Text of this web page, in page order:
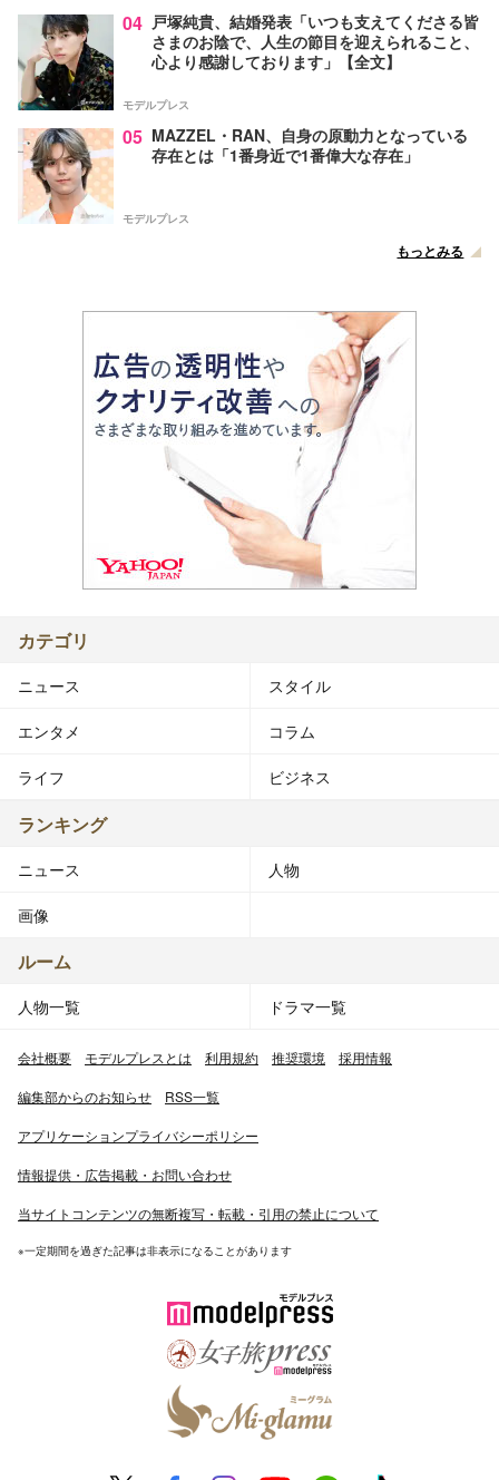
04 戸塚純貴、結婚発表「いつも支えてくださる皆
さまのお陰で、人生の節目を迎えられること、
心より感謝しております」【全文】
モデルプレス
05 MAZZEL・RAN、自身の原動力となっている
存在とは「1番身近で1番偉大な存在」
モデルプレス
もっとみる
カテゴリ
ニュース スタイル
エンタメ コラム
ライフ ビジネス
ランキング
ニュース 人物
画像
ルーム
人物一覧 ドラマ一覧
会社概要 モデルプレスとは 利用規約 推奨環境 採用情報
編集部からのお知らせ RSS一覧
アプリケーションプライバシーポリシー
情報提供・広告掲載・お問い合わせ
当サイトコンテンツの無断複写・転載・引用の禁止について
※一定期間を過ぎた記事は非表示になることがあります